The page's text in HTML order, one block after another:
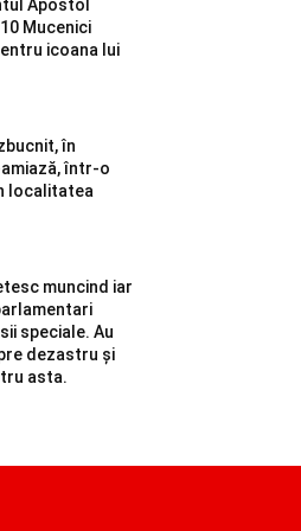
Apostol
Mucenici
icoana lui
în
într-o
localitatea
muncind iar
speciale. Au
dezastru și
asta.